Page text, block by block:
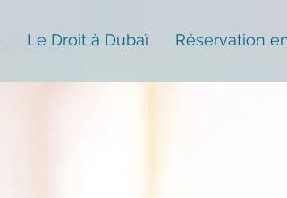
Le Droit à Dubaï Réservation